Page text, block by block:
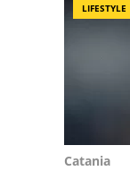
LIFESTYLE
Catania